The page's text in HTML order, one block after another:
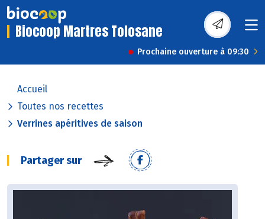
Biocoop Martres Tolosane
Prochaine ouverture à 09:30
Accueil
Toutes nos recettes
Verrines apéritives de saison
Partager sur